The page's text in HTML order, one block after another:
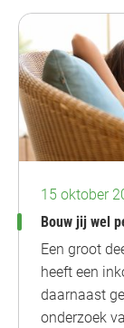
15 oktober
Bouw jij wel
Een groot
heeft een
daarnaast
onderzoek